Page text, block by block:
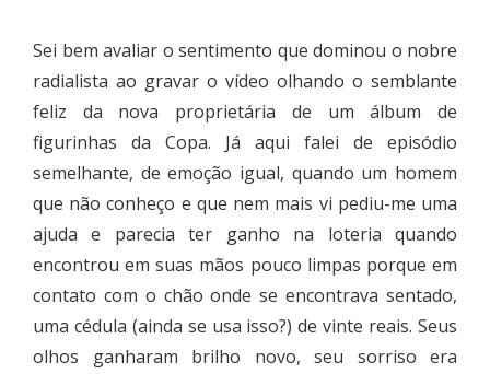
Sei bem avaliar o sentimento que dominou o nobre
radialista ao gravar o vídeo olhando o semblante
feliz da nova proprietária de um álbum de
figurinhas da Copa. Já aqui falei de episódio
semelhante, de emoção igual, quando um homem
que não conheço e que nem mais vi pediu-me uma
ajuda e parecia ter ganho na loteria quando
encontrou em suas mãos pouco limpas porque em
contato com o chão onde se encontrava sentado,
uma cédula (ainda se usa isso?) de vinte reais. Seus
olhos ganharam brilho novo, seu sorriso era